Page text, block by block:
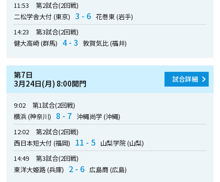
11:53
第2試合(2回戦)
二松学舎大付 (東京)
3 - 6 花巻東 (岩手)
14:23
第3試合(2回戦)
健大高崎 (群馬)
4 - 3 敦賀気比 (福井)
第7日
3月24日(月) 8:00開門
試合詳細
9:02
第1試合(2回戦)
横浜 (神奈川)
8 - 7 沖縄尚学 (沖縄)
12:02
第2試合(2回戦)
西日本短大付 (福岡)
11 - 5 山梨学院 (山梨)
14:49
第3試合(2回戦)
東洋大姫路 (兵庫)
2 - 6 広島商 (広島)